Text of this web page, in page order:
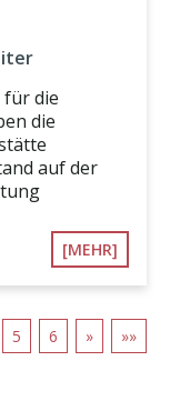
für die
die
auf der
[MEHR]
5 6 » »»